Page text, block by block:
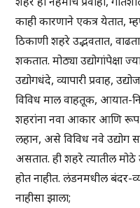
काही कारणाने एकत्र येतात,
ठिकाणी शहरे उद्भवतात,
शकतात. मोठ्या उद्योगांपेक्षा
उद्योगधंदे, व्यापारी प्रवाह,
विविध माल वाहतूक, आयात-
शहरांना नवा आकार आणि
लहान, असे विविध नवे उद्योग
असतात. ही शहरे त्यातील मोठे
होत नाहीत. लंडनमधील बंदर-
नाहीसा झाला;